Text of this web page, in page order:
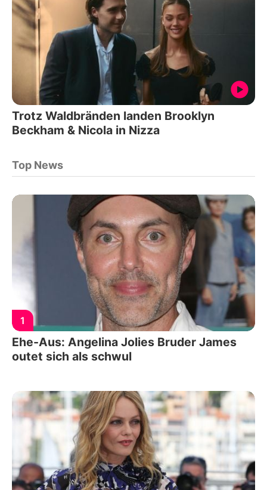
Trotz Waldbränden landen Brooklyn
Beckham & Nicola in Nizza
Top News
1
Ehe-Aus: Angelina Jolies Bruder James
outet sich als schwul